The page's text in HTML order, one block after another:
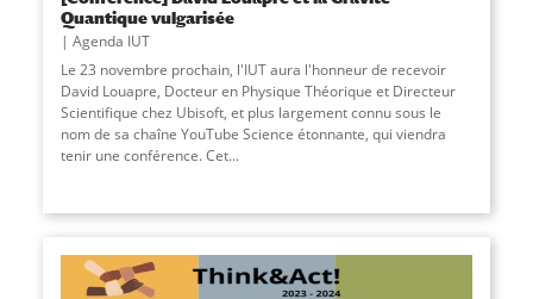
Quantique vulgarisée
Agenda IUT
Le 23 novembre prochain, l'IUT aura l'honneur de recevoir
David Louapre, Docteur en Physique Théorique et Directeur
Scientifique chez Ubisoft, et plus largement connu sous le
nom de sa chaîne YouTube Science étonnante, qui viendra
tenir une conférence. Cet...